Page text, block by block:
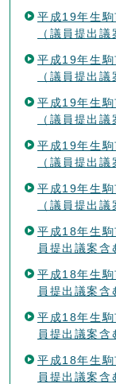
平成19年生
（議員提出議
平成19年生
（議員提出議
平成19年生
（議員提出議
平成19年生
（議員提出議
平成19年生
（議員提出議
平成18年生
員提出議案含
平成18年生
員提出議案含
平成18年生
員提出議案含
平成18年生
員提出議案含